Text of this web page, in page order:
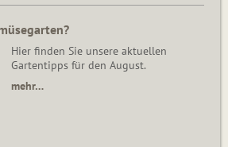
Hier finden Sie unsere aktuellen
Gartentipps für den August.
mehr…